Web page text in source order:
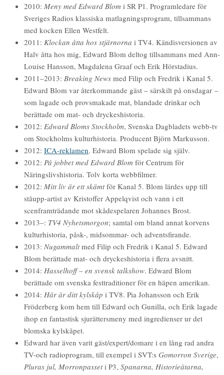
2010: Meny med Edward Blom i SR P1. Programledare för
Sveriges Radios klassiska matlagningsprogram, tillsammans
med kocken Ellen Westfelt.
2011: Klockan åtta hos stjärnorna i TV4. Kändisversionen av
Halv åtta hos mig, Edward Blom deltog tillsammans med Ann-
Louise Hansson, Magdalena Graaf och Erik Hörstadius.
2011–2013: Breaking News med Filip och Fredrik i Kanal 5.
Edward Blom var återkommande gäst – särskilt på onsdagar –
som lagade och provsmakade mat, blandade drinkar och
berättade om mat- och dryckeshistoria.
2012: Edward Bloms Stockholm, Svenska Dagbladets webb-tv
om Stockholms kulturhistoria. Producent Björn Markusson.
2012: ICA-reklamen. Edward Blom spelade sig själv.
2012: På jobbet med Edward Blom för Centrum för
Näringslivshistoria. Tolv korta webbfilmer.
2012: Mitt liv är ett skämtför Kanal 5. Blom lärdes upp till
ståupp-artist av Kristoffer Appelqvist och vann i ett
scenframträdande mot skådespelaren Johannes Brost.
2013–: TV4 Nyhetsmorgon; samtal om bland annat korvens
kulturhistoria, påsk-, midsommar- och adventsfirande.
2013: Nugammaltmed Filip och Fredrik i Kanal 5. Edward
Blom berättade mat- och dryckeshistoria i flera avsnitt.
2014: Hasselhoff – en svensk talkshow. Edward Blom
berättade om svenska festtraditioner för en häpen amerikan.
2014: Här är ditt kylskåp i TV8. Pia Johansson och Erik
Fröderberg kom hem till Edward och Gunilla, och Erik lagade
ihop en fantastisk sjurättersmeny med ingredienser ur det
blomska kylskåpet.
Edward har även varit gäst/expert/domare i en lång rad andra
TV-och radioprogram, till exempel i SVT:s Gomorron Sverige,
Pluras jul, Morronpasseti P3, Spanarna, Historieätarna,